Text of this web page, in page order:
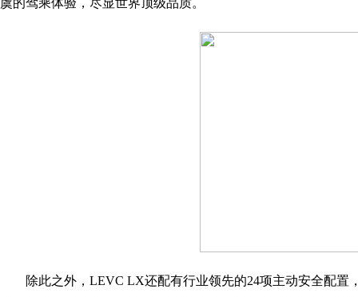
除此之外，LEVC LX还配有行业领先的24项主动安全配